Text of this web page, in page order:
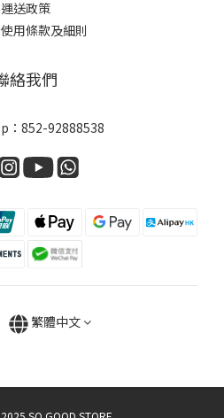
運送政策
用條款及細則
絡我們
： 852-92888538
繁體中文